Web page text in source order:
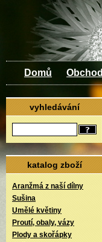
Domů
vyhledávání
katalog zboží
Aranžmá z naší dílny
Sušina
Umělé květiny
Proutí, obaly, vázy
Plody a skořápky